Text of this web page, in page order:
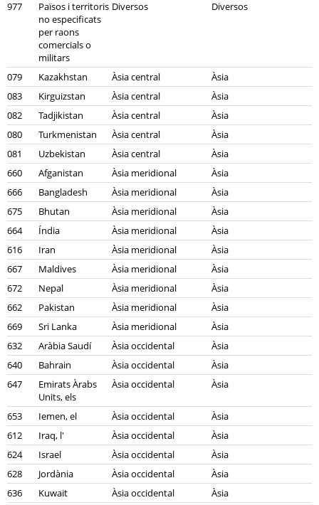
977
Països i territoris
no especificats
per raons
comercials o
militars
Diversos Diversos
079 Kazakhstan Àsia central
Àsia
083
Kirguizstan Àsia central
Àsia
082
Tadjikistan Àsia central
Àsia
080
Turkmenistan Àsia central
Àsia
081
Uzbekistan Àsia central
Àsia
660
Afganistan Àsia meridional
Àsia
666
Bangladesh Àsia meridional
Àsia
675
Bhutan Àsia meridional
Àsia
664
Índia Àsia meridional
Àsia
616
Iran Àsia meridional
Àsia
667
Maldives Àsia meridional
Àsia
672
Nepal Àsia meridional
Àsia
662
Pakistan Àsia meridional
Àsia
669
Sri Lanka Àsia meridional
Àsia
632
Aràbia Saudí Àsia occidental
Àsia
640
Bahrain Àsia occidental
Àsia
647
Emirats Àrabs
Units, els
Àsia occidental Àsia
653 Iemen, el Àsia occidental
Àsia
612
Iraq, l' Àsia occidental
Àsia
624
Israel Àsia occidental
Àsia
628
Jordània Àsia occidental
Àsia
636
Kuwait Àsia occidental
Àsia